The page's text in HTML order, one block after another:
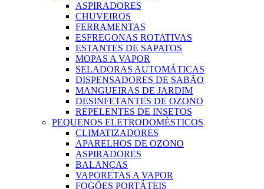
ASPIRADORES
CHUVEIROS
FERRAMENTAS
ESFREGONAS ROTATIVAS
ESTANTES DE SAPATOS
MOPAS A VAPOR
SELADORAS AUTOMÁTICAS
DISPENSADORES DE SABÃO
MANGUEIRAS DE JARDIM
DESINFETANTES DE OZONO
REPELENTES DE INSETOS
PEQUENOS ELETRODOMÉSTICOS
CLIMATIZADORES
APARELHOS DE OZONO
ASPIRADORES
BALANÇAS
VAPORETAS A VAPOR
FOGÕES PORTÁTEIS